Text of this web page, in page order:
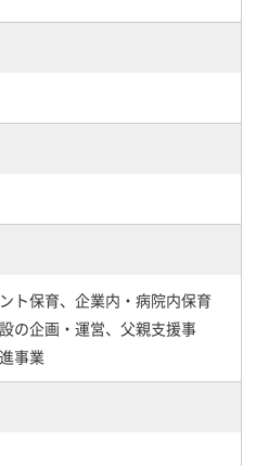
ト保育、企業内・病院内保育
の企画・運営、父親支援事
事業